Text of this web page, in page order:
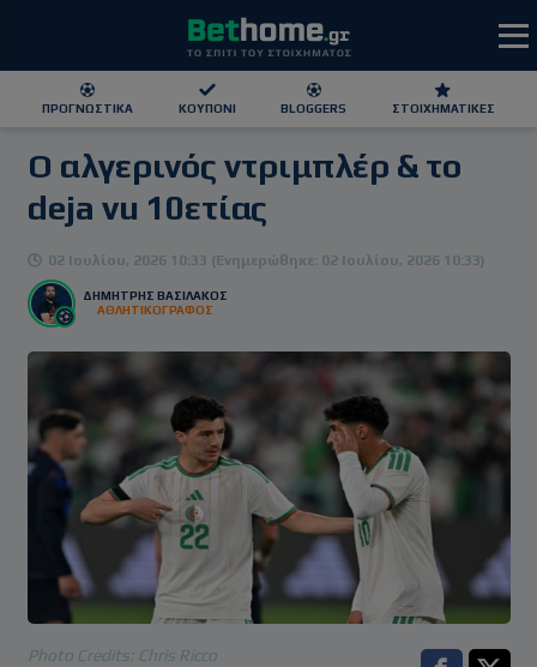
ΠΡΟΓΝΩΣΤΙΚΆ ΚΟΥΠΌΝΙ BLOGGERS ΣΤΟΙΧΗΜΑΤΙΚΕΣ
ΕΕΕΠ | 21+ | ΠΑΙΞΕ ΥΠΕΥΘΥΝΑ
Ο αλγερινός ντριμπλέρ & το
deja vu 10ετίας
02 Ιουλίου, 2026 10:33 (Ενημερώθηκε: 02 Ιουλίου, 2026 10:33)
ΔΗΜΗΤΡΗΣ ΒΑΣΙΛΑΚΟΣ
ΑΘΛΗΤΙΚΟΓΡΑΦΟΣ
Photo Credits: Chris Ricco